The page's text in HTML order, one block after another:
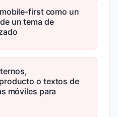
first como un
un tema de
o textos de
móviles para